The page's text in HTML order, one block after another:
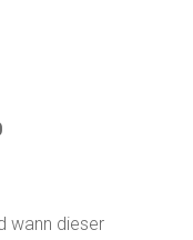
wann dieser